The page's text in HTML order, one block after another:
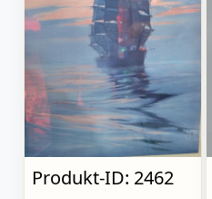
Produkt-ID: 2462